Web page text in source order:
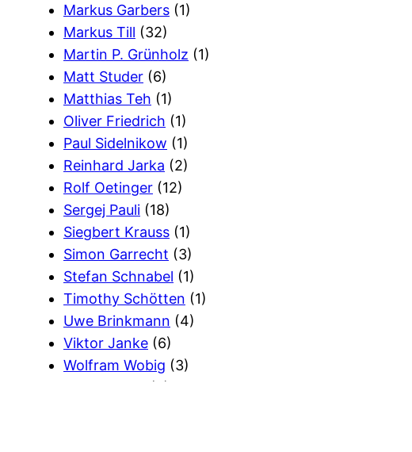
Markus Garbers (1)
Markus Till (32)
Martin P. Grünholz (1)
Matt Studer (6)
Matthias Teh (1)
Oliver Friedrich (1)
Paul Sidelnikow (1)
Reinhard Jarka (2)
Rolf Oetinger (12)
Sergej Pauli (18)
Siegbert Krauss (1)
Simon Garrecht (3)
Stefan Schnabel (1)
Timothy Schötten (1)
Uwe Brinkmann (4)
Viktor Janke (6)
Wolfram Wobig (3)
(2)